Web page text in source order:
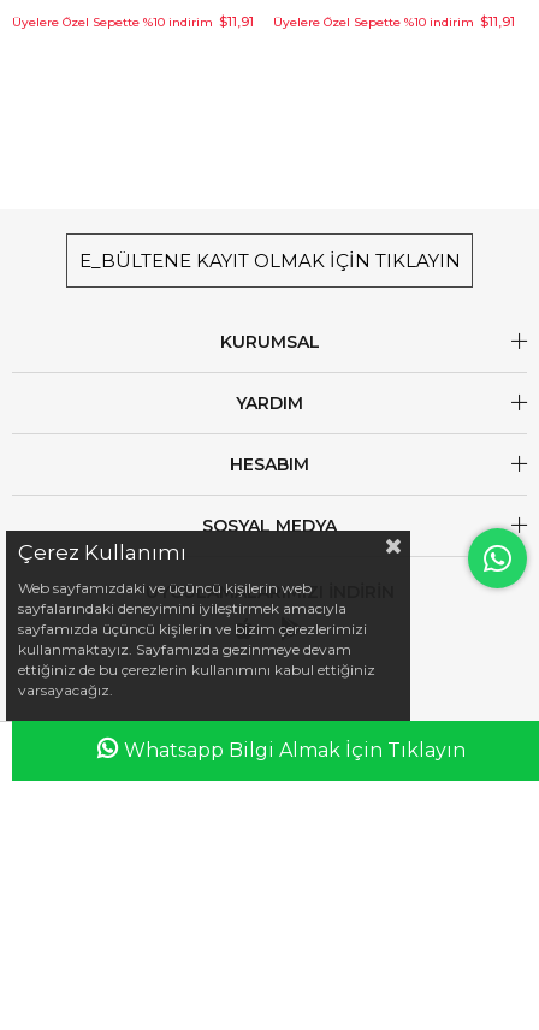
Üyelere Özel Sepette %10 indirim $11,91 Üyelere Özel Sepette %10 indirim $11,91
E_BÜLTENE KAYIT OLMAK İÇİN TIKLAYIN
KURUMSAL
YARDIM
HESABIM
SOSYAL MEDYA
UYGULAMALARIMIZI İNDİRİN
iletisim@esswaap.com
Whatsapp Bilgi Almak İçin Tıklayın
Çerez Kullanımı
Web sayfamızdaki ve üçüncü kişilerin web
sayfalarındaki deneyimini iyileştirmek amacıyla
sayfamızda üçüncü kişilerin ve bizim çerezlerimizi
kullanmaktayız. Sayfamızda gezinmeye devam
ettiğiniz de bu çerezlerin kullanımını kabul ettiğiniz
varsayacağız.
Anasayfa Favorilerim Sepetim Üye Girişi